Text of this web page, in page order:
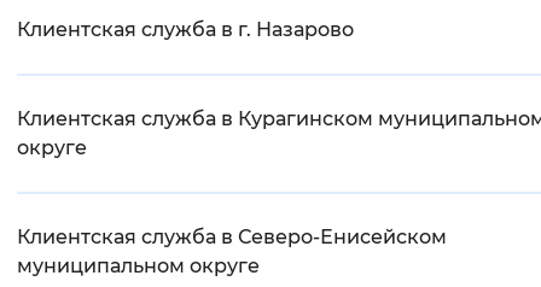
Клиентская служба в г. Назарово
Клиентская служба в Курагинском
округе
Клиентская служба в Северо-Енисейском
муниципальном округе